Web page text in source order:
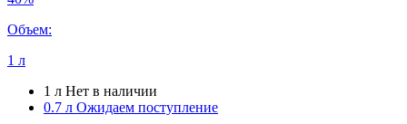
Объем:
1 л
1 л Нет в наличии
0.7 л Ожидаем поступление